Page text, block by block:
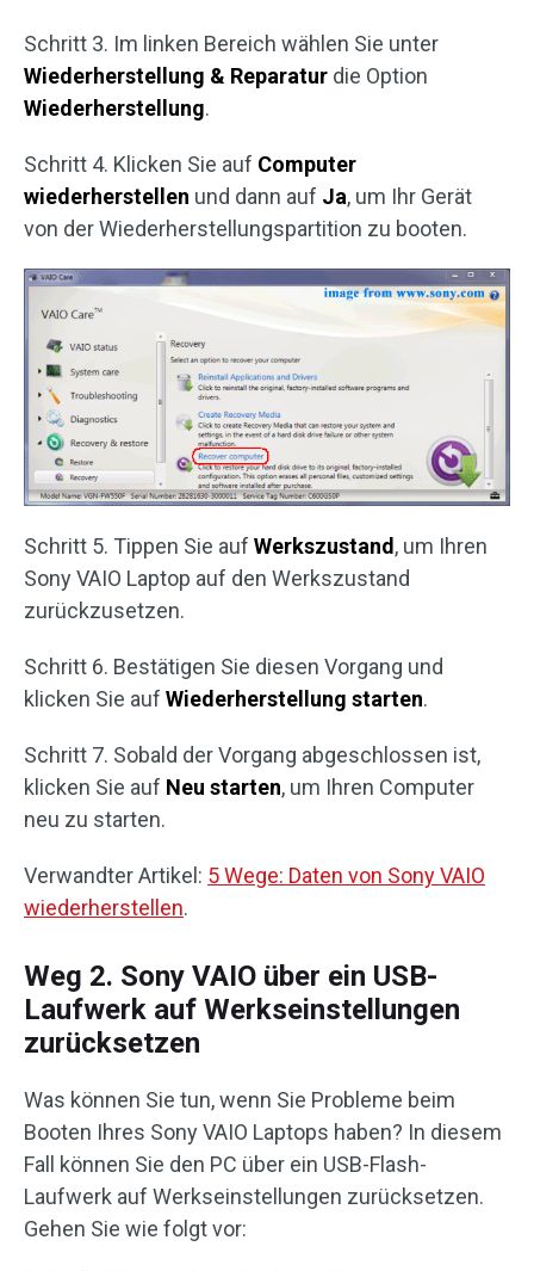
Schritt 3. Im linken Bereich wählen Sie unter
Wiederherstellung & Reparatur die Option
Wiederherstellung.
Schritt 4. Klicken Sie auf Computer
wiederherstellen und dann auf Ja, um Ihr Gerät
von der Wiederherstellungspartition zu booten.
Schritt 5. Tippen Sie auf Werkszustand, um Ihren
Sony VAIO Laptop auf den Werkszustand
zurückzusetzen.
Schritt 6. Bestätigen Sie diesen Vorgang und
klicken Sie auf Wiederherstellung starten.
Schritt 7. Sobald der Vorgang abgeschlossen ist,
klicken Sie auf Neu starten, um Ihren Computer
neu zu starten.
Verwandter Artikel: 5 Wege: Daten von Sony VAIO
wiederherstellen.
Weg 2. Sony VAIO über ein USB-
Laufwerk auf Werkseinstellungen
zurücksetzen
Was können Sie tun, wenn Sie Probleme beim
Booten Ihres Sony VAIO Laptops haben? In diesem
Fall können Sie den PC über ein USB-Flash-
Laufwerk auf Werkseinstellungen zurücksetzen.
Gehen Sie wie folgt vor: